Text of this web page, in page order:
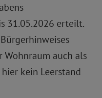
31.05.2026 erteilt.
auch als
kein Leerstand